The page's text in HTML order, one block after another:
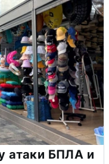
атаки БПЛА и